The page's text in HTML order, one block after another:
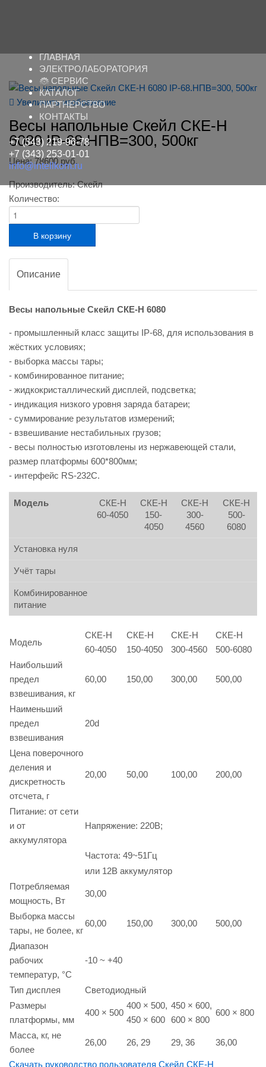
ГЛАВНАЯ
ЭЛЕКТРОЛАБОРАТОРИЯ
СЕРВИС
КАТАЛОГ
ПАРТНЕРСТВО
КОНТАКТЫ
+7 (343) 219-96-78
+7 (343) 253-01-01
info@intellkom.ru
Увеличить изображение
Весы напольные Скейл СКЕ-Н
6080 IP-68.НПВ=300, 500кг
Цена:78600 руб.
Производитель:Скейл
Количество:
Описание
Весы напольные Скейл СКЕ-Н 6080
- промышленный класс защиты IP-68, для использования в
жёстких условиях;
- выборка массы тары;
- комбинированное питание;
- жидкокристаллический дисплей, подсветка;
- индикация низкого уровня заряда батареи;
- суммирование результатов измерений;
- взвешивание нестабильных грузов;
- весы полностью изготовлены из нержавеющей стали,
размер платформы 600*800мм;
- интерфейс RS-232C.
Модель
СКЕ-Н
60-4050
СКЕ-Н
150-
4050
СКЕ-Н
300-
4560
СКЕ-Н
500-
6080
Установка нуля
Учёт тары
Комбинированное
питание
Модель
СКЕ-Н
60-4050
СКЕ-Н
150-4050
СКЕ-Н
300-4560
СКЕ-Н
500-6080
Наибольший
предел
взвешивания, кг
60,00 150,00 300,00 500,00
Наименьший
предел
взвешивания
20d
Цена поверочного
деления и
дискретность
отсчета, г
20,00 50,00 100,00 200,00
Питание: от сети
и от
аккумулятора
Напряжение: 220В;
Частота: 49~51Гц
или 12В аккумулятор
Потребляемая
мощность, Вт
30,00
Выборка массы
тары, не более, кг
60,00 150,00 300,00 500,00
Диапазон
рабочих
температур, °С
-10 ~ +40
Тип дисплея
Светодиодный
Размеры
платформы, мм
400 × 500
400 × 500,
450 × 600
450 × 600,
600 × 800
600 × 800
Масса, кг, не
более
26,00 26, 29 29, 36 36,00
Скачать руководство пользователя Скейл СКЕ-Н